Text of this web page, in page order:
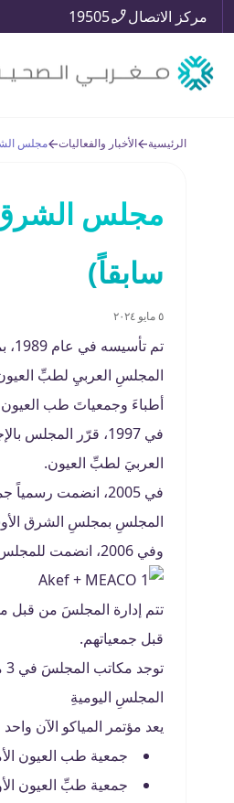
مركز الاتصال 19505
الرئيسية الأخبار والفعاليات مجلس
مجلس الشرق
سابقاً)
٥ مايو ٢٠٢٤
المجلسِ العربيِ لطبِّ
أطباءَ وجمعياتَ طب العيون
في 1997، قرّر
العربيَ لطبِّ العيون.
المجلسِ بمجلسِ الشرق
وفي 2006، انضمت للمجلس جمعية طبِّ العيون التركية.
تتم إدارة المجلسَ من قبل
قبل جمعياتهم.
المجلسِ اليوميةِ
يعد مؤتمر المياكو الآن
جمعية طب العيون
جمعية طبِّ العيون